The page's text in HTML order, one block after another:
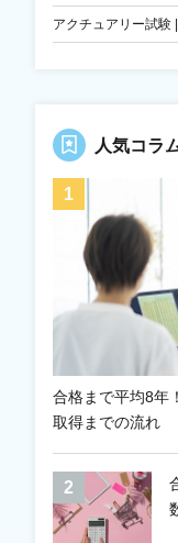
アクチュアリー試験
人気コラ
合格まで平均8年
取得までの流れ